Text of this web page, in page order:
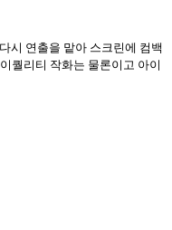
시 연출을 맡아 스크린에 컴백
퀄리티 작화는 물론이고 아이